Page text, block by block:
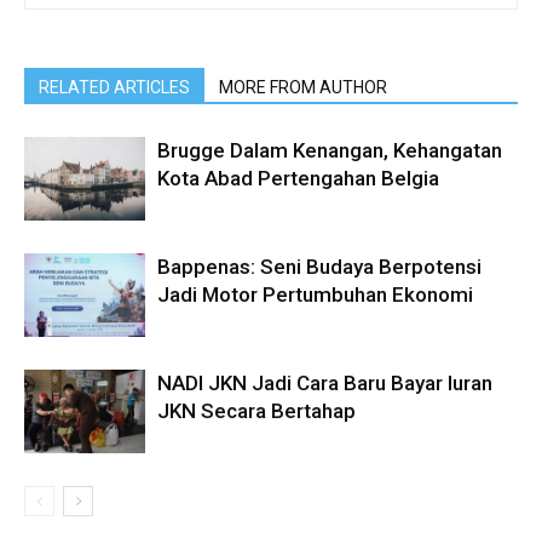
RELATED ARTICLES MORE FROM AUTHOR
Brugge Dalam Kenangan, Kehangatan
Kota Abad Pertengahan Belgia
Bappenas: Seni Budaya Berpotensi
Jadi Motor Pertumbuhan Ekonomi
NADI JKN Jadi Cara Baru Bayar Iuran
JKN Secara Bertahap